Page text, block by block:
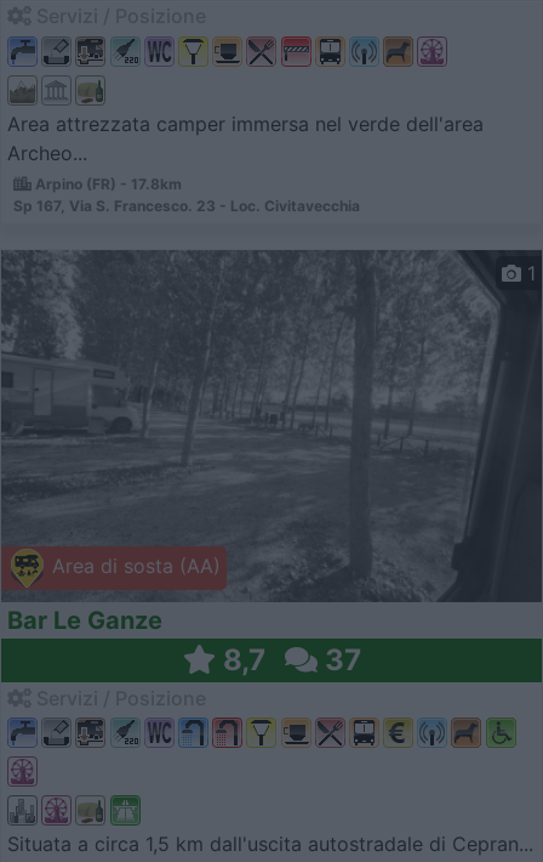
Area attrezzata camper immersa nel verde dell'area
Archeo...
Arpino (FR) - 17.8km
Sp 167, Via S. Francesco. 23 - Loc. Civitavecchia
Area di sosta (AA)
1
Bar Le Ganze
8,7 37
Situata a circa 1,5 km dall'uscita autostradale di Cepran...